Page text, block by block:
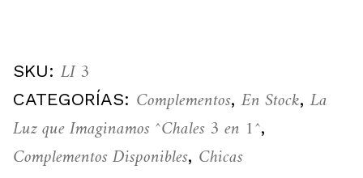
SKU: LI 3
CATEGORÍAS: Complementos, En Stock, La
Luz que Imaginamos ^Chales 3 en 1^,
Complementos Disponibles, Chicas